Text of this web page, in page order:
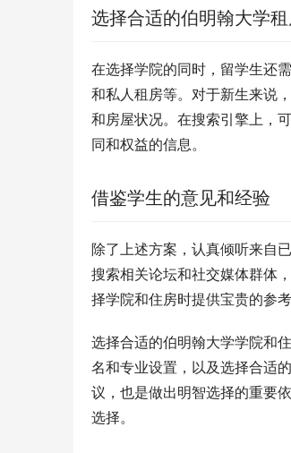
选择合适的伯明翰大学
在选择学院的同时，留学生还
和私人租房等。对于新生来说
和房屋状况。在搜索引擎上，
同和权益的信息。
借鉴学生的意见和经验
除了上述方案，认真倾听来自
搜索相关论坛和社交媒体群体
择学院和住房时提供宝贵的参考
选择合适的伯明翰大学学院和
名和专业设置，以及选择合适
议，也是做出明智选择的重要
选择。